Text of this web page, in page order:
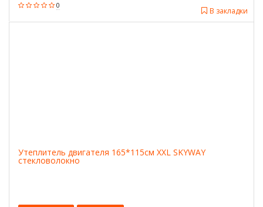
0
В закладки
Утеплитель двигателя 165*115см XXL SKYWAY
стекловолокно